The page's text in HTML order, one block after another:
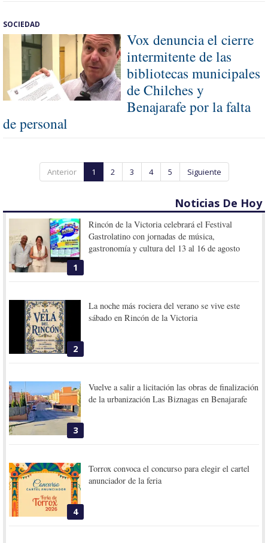
SOCIEDAD
Vox denuncia el cierre
intermitente de las
bibliotecas municipales
de Chilches y
Benajarafe por la falta
de personal
Anterior 1 2 3 4 5 Siguiente
Noticias De Hoy
1
Rincón de la Victoria celebrará el Festival
Gastrolatino con jornadas de música,
gastronomía y cultura del 13 al 16 de agosto
2
La noche más rociera del verano se vive este
sábado en Rincón de la Victoria
3
Vuelve a salir a licitación las obras de finalización
de la urbanización Las Biznagas en Benajarafe
4
Torrox convoca el concurso para elegir el cartel
anunciador de la feria